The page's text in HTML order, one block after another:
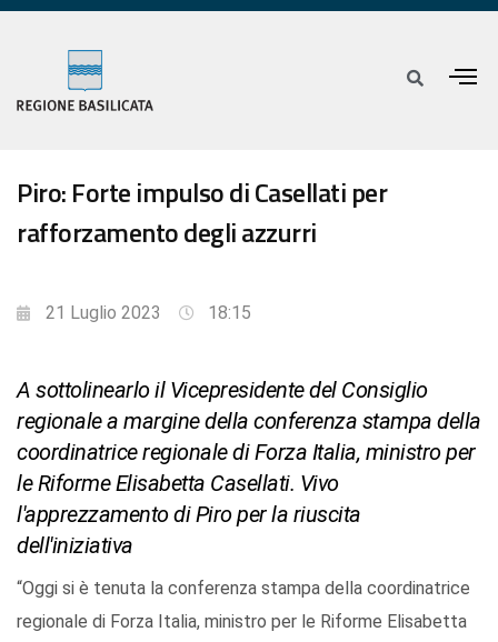
Piro: Forte impulso di Casellati per
rafforzamento degli azzurri
21 Luglio 2023 18:15
A sottolinearlo il Vicepresidente del Consiglio
regionale a margine della conferenza stampa della
coordinatrice regionale di Forza Italia, ministro per
le Riforme Elisabetta Casellati. Vivo
l'apprezzamento di Piro per la riuscita
dell'iniziativa
“Oggi si è tenuta la conferenza stampa della coordinatrice
regionale di Forza Italia, ministro per le Riforme Elisabetta